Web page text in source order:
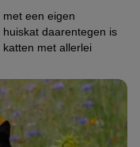
een eigen
daarentegen is
met allerlei